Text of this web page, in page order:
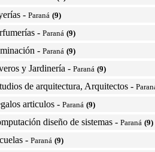
- Paraná (9)
- Paraná (9)
- Paraná (9)
y Jardinería - Paraná (9)
de arquitectura, Arquitectos -
articulos - Paraná (9)
diseño de sistemas - Paraná (9)
- Paraná (9)